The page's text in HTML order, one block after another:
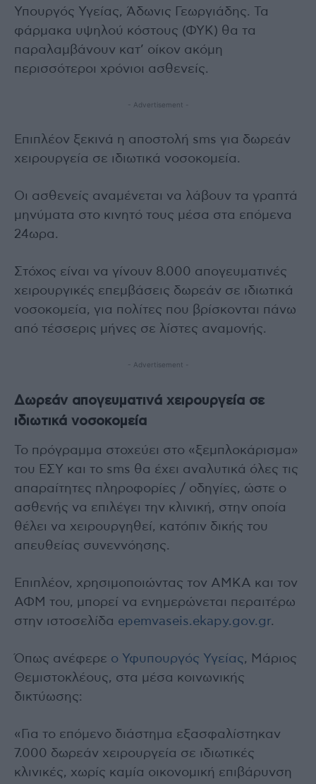
Υπουργός Υγείας, Άδωνις Γεωργιάδης. Τα
φάρμακα υψηλού κόστους (ΦΥΚ) θα τα
παραλαμβάνουν κατ’ οίκον ακόμη
περισσότεροι χρόνιοι ασθενείς.
- Advertisement -
Επιπλέον ξεκινά η αποστολή sms για δωρεάν
χειρουργεία σε ιδιωτικά νοσοκομεία.
Οι ασθενείς αναμένεται να λάβουν τα γραπτά
μηνύματα στο κινητό τους μέσα στα επόμενα
24ωρα.
Στόχος είναι να γίνουν 8.000 απογευματινές
χειρουργικές επεμβάσεις δωρεάν σε ιδιωτικά
νοσοκομεία, για πολίτες που βρίσκονται πάνω
από τέσσερις μήνες σε λίστες αναμονής.
- Advertisement -
Δωρεάν απογευματινά χειρουργεία σε
ιδιωτικά νοσοκομεία
Το πρόγραμμα στοχεύει στο «ξεμπλοκάρισμα»
του ΕΣΥ και το sms θα έχει αναλυτικά όλες τις
απαραίτητες πληροφορίες / οδηγίες, ώστε ο
ασθενής να επιλέγει την κλινική, στην οποία
θέλει να χειρουργηθεί, κατόπιν δικής του
απευθείας συνεννόησης.
Επιπλέον, χρησιμοποιώντας τον ΑΜΚΑ και τον
ΑΦΜ του, μπορεί να ενημερώνεται περαιτέρω
στην ιστοσελίδα epemvaseis.ekapy.gov.gr.
Όπως ανέφερε ο Υφυπουργός Υγείας, Μάριος
Θεμιστοκλέους, στα μέσα κοινωνικής
δικτύωσης:
«Για το επόμενο διάστημα εξασφαλίστηκαν
7.000 δωρεάν χειρουργεία σε ιδιωτικές
κλινικές, χωρίς καμία οικονομική επιβάρυνση